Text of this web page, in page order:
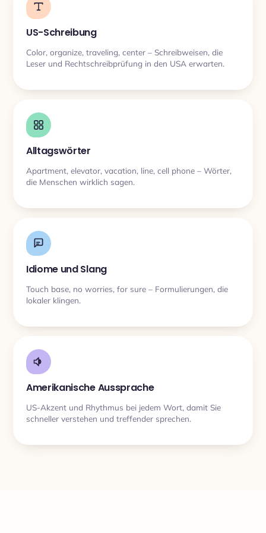
US-Schreibung
Color, organize, traveling, center – Schreibweisen, die
Leser und Rechtschreibprüfung in den USA erwarten.
Alltagswörter
Apartment, elevator, vacation, line, cell phone – Wörter,
die Menschen wirklich sagen.
Idiome und Slang
Touch base, no worries, for sure – Formulierungen, die
lokaler klingen.
Amerikanische Aussprache
US-Akzent und Rhythmus bei jedem Wort, damit Sie
schneller verstehen und treffender sprechen.